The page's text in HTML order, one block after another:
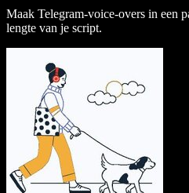
Maak Telegram-voice-overs in een
lengte van je script.